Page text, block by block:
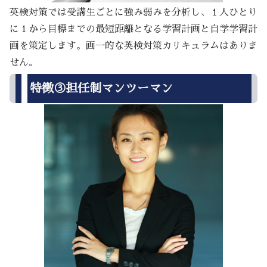
英検対策では受講生ごとに強み弱みを分析し、１人ひとり
に１から目標までの最短距離となる学習計画と自学学習計
画を策定します。画一的な英検対策カリキュラムはありま
せん。
特徴③担任制マンツーマン